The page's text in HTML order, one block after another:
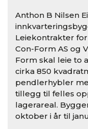
Anthon B Nilsen
Leiekontrakter
Con-Form AS og
Form skal leie to
cirka 850
pendlerhybler
tillegg til felles
lagerareal.
oktober i år til